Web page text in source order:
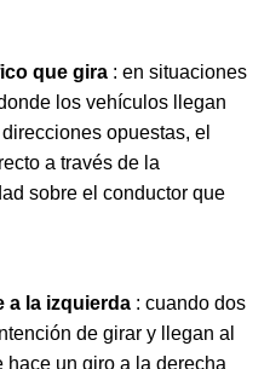
que gira : en situaciones
los vehículos llegan
opuestas, el
a través de la
sobre el conductor que
a la izquierda : cuando dos
de girar y llegan al
hace un giro a la derecha